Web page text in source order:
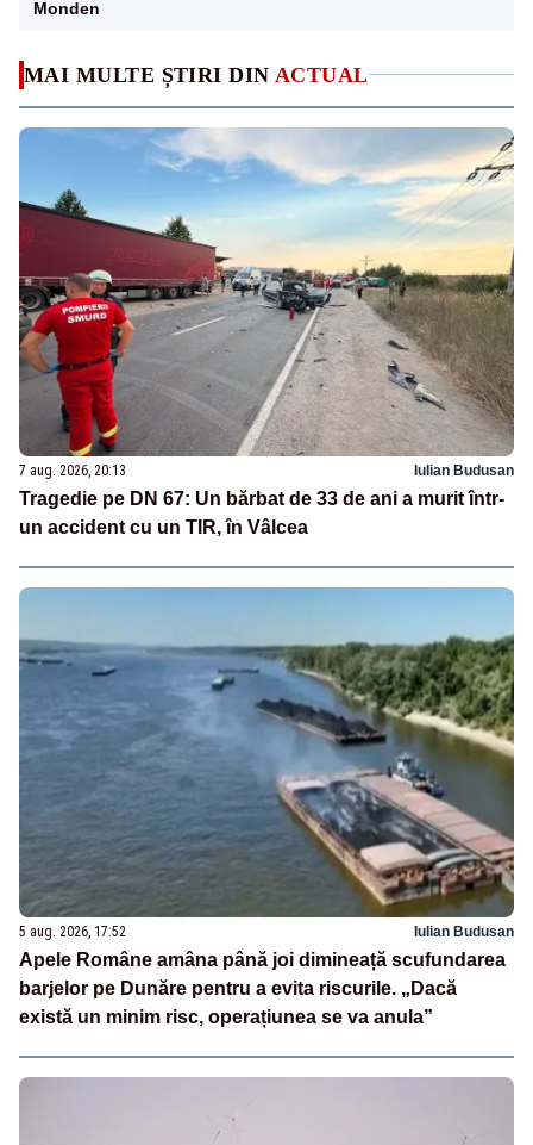
MAI MULTE ȘTIRI DIN ACTUAL
7 aug. 2026, 20:13 Iulian Budusan
Tragedie pe DN 67: Un bărbat de 33 de ani a murit într-
un accident cu un TIR, în Vâlcea
5 aug. 2026, 17:52 Iulian Budusan
Apele Române amâna până joi dimineață scufundarea
barjelor pe Dunăre pentru a evita riscurile. „Dacă
există un minim risc, operațiunea se va anula”
Monden